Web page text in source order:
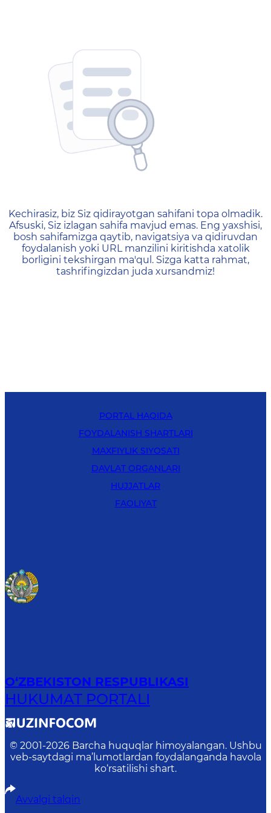
404 — Страница не
Kechirasiz, biz Siz qidirayotgan sahifani topa olmadik.
Afsuski, Siz izlagan sahifa mavjud emas. Eng yaxshisi,
bosh sahifamizga qaytib, navigatsiya va qidiruvdan
foydalanish yoki URL manzilini kiritishda xatolik
borligini tekshirgan ma'qul. Sizga katta rahmat,
tashrifingizdan juda xursandmiz!
PORTAL HAQIDA
FOYDALANISH SHARTLARI
MAXFIYLIK SIYOSATI
DAVLAT ORGANLARI
HUJJATLAR
FAOLIYAT
O‘ZBEKISTON RESPUBLIKASI
HUKUMAT PORTALI
© 2001-2026 Barcha huquqlar himoyalangan. Ushbu
veb-saytdagi ma’lumotlardan foydalanganda havola
ko‘rsatilishi shart.
Avvalgi talqin